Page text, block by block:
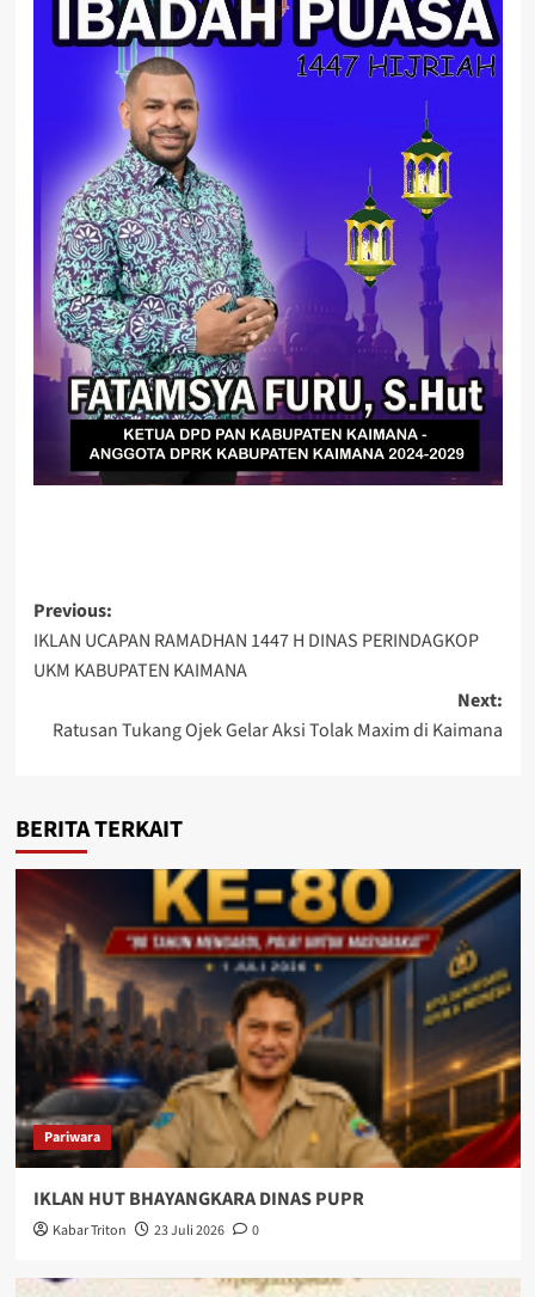
Post
navigation
Previous:
IKLAN UCAPAN RAMADHAN 1447 H DINAS PERINDAGKOP
UKM KABUPATEN KAIMANA
Next:
Ratusan Tukang Ojek Gelar Aksi Tolak Maxim di Kaimana
BERITA TERKAIT
Pariwara
IKLAN HUT BHAYANGKARA DINAS PUPR
Kabar Triton 23 Juli 2026 0